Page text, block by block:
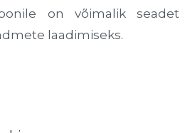
on võimalik seadet
laadimiseks.